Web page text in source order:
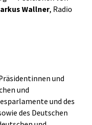
Wallner, Radio
und
und
und des
des Deutschen